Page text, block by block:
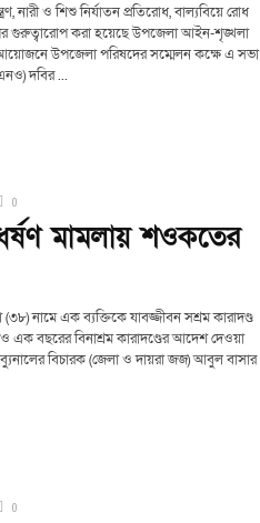
নারী ও শিশু নির্যাতন প্রতিরোধ, বাল্যবিয়ে রোধ
গুরুত্বারোপ করা হয়েছে উপজেলা আইন-শৃঙ্খলা
উপজেলা পরিষদের সম্মেলন কক্ষে এ সভা
দবির ...
0
মামলায় শওকতের
নামে এক ব্যক্তিকে যাবজ্জীবন সশ্রম কারাদণ্ড
বছরের বিনাশ্রম কারাদণ্ডের আদেশ দেওয়া
বিচারক (জেলা ও দায়রা জজ) আবুল বাসার
0